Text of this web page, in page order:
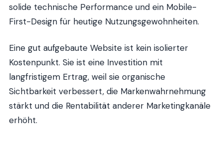
solide technische Performance und ein Mobile-
First-Design für heutige Nutzungsgewohnheiten.
Eine gut aufgebaute Website ist kein isolierter
Kostenpunkt. Sie ist eine Investition mit
langfristigem Ertrag, weil sie organische
Sichtbarkeit verbessert, die Markenwahrnehmung
stärkt und die Rentabilität anderer Marketingkanäle
erhöht.